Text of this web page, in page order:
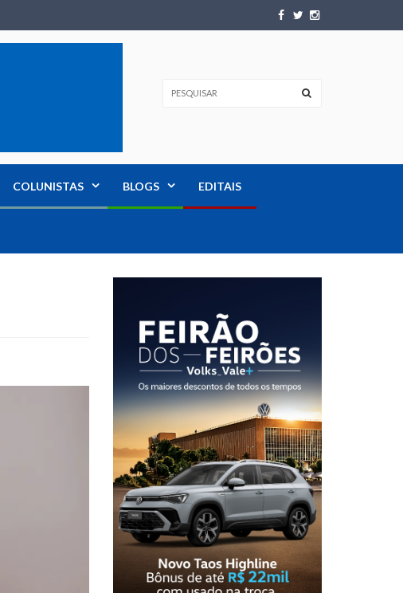
COLUNISTAS BLOGS EDITAIS